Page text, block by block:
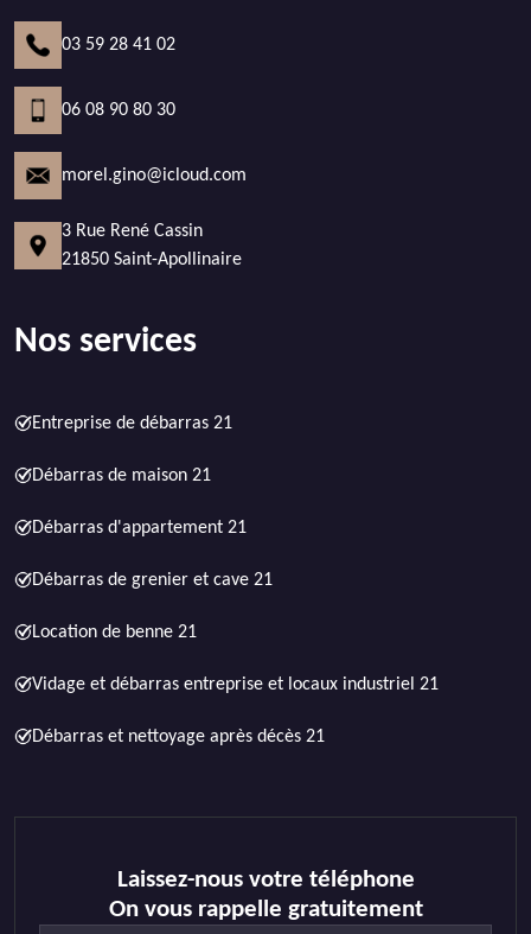
03 59 28 41 02
06 08 90 80 30
morel.gino@icloud.com
3 Rue René Cassin
21850 Saint-Apollinaire
Nos services
Entreprise de débarras 21
Débarras de maison 21
Débarras d'appartement 21
Débarras de grenier et cave 21
Location de benne 21
Vidage et débarras entreprise et locaux industriel 21
Débarras et nettoyage après décès 21
Laissez-nous votre téléphone
On vous rappelle gratuitement